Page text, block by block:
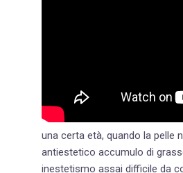
una certa età, quando la pelle
antiestetico accumulo di
inestetismo assai difficile da